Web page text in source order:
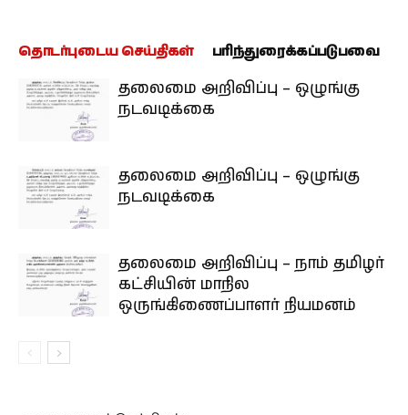
தொடர்புடைய செய்திகள் பரிந்துரைக்கப்படுபவை
தலைமை அறிவிப்பு – ஒழுங்கு
நடவடிக்கை
தலைமை அறிவிப்பு – ஒழுங்கு
நடவடிக்கை
தலைமை அறிவிப்பு – நாம் தமிழர்
கட்சியின் மாநில
ஒருங்கிணைப்பாளர் நியமனம்